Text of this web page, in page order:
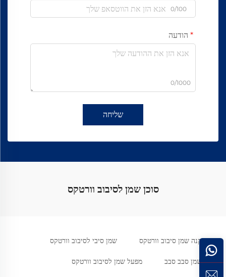
0/100
הודעה
0/1000
שליחה
סוכן שמן לסיבוב וורטקס
קנה שמן סיבוב וורטקס שמן סיבי לסיבוב וורטקס
שמן סבב סבב מפעל שמן לסיבוב וורטקס